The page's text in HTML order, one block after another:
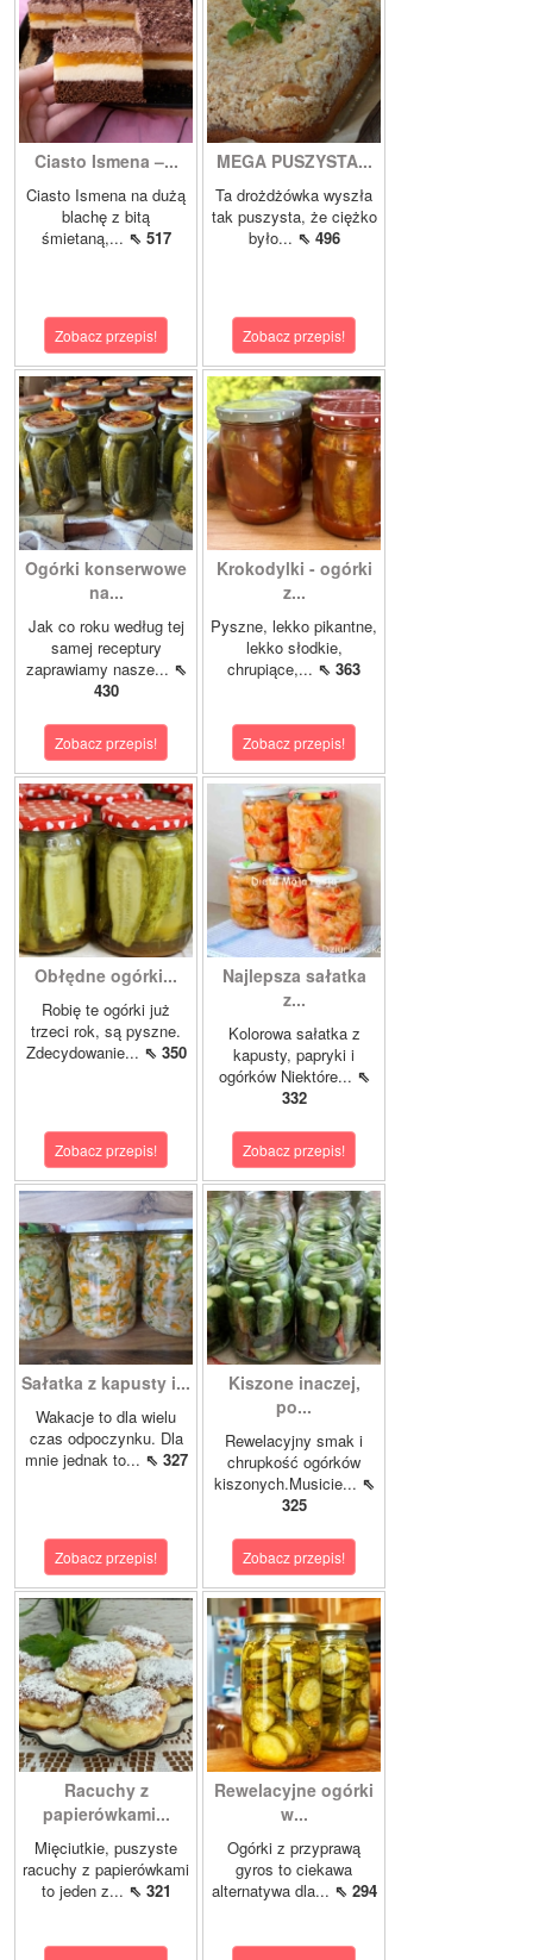
Ciasto Ismena –...
Ciasto Ismena na dużą
blachę z bitą
śmietaną,... ⇖ 517
Zobacz przepis!
MEGA PUSZYSTA...
Ta drożdżówka wyszła
tak puszysta, że ciężko
było... ⇖ 496
Zobacz przepis!
Ogórki konserwowe
na...
Jak co roku według tej
samej receptury
zaprawiamy nasze... ⇖
430
Zobacz przepis!
Krokodylki - ogórki
z...
Pyszne, lekko pikantne,
lekko słodkie,
chrupiące,... ⇖ 363
Zobacz przepis!
Obłędne ogórki...
Robię te ogórki już
trzeci rok, są pyszne.
Zdecydowanie... ⇖ 350
Zobacz przepis!
Najlepsza sałatka
z...
Kolorowa sałatka z
kapusty, papryki i
ogórków Niektóre... ⇖
332
Zobacz przepis!
Sałatka z kapusty i...
Wakacje to dla wielu
czas odpoczynku. Dla
mnie jednak to... ⇖ 327
Zobacz przepis!
Kiszone inaczej,
po...
Rewelacyjny smak i
chrupkość ogórków
kiszonych.Musicie... ⇖
325
Zobacz przepis!
Racuchy z
papierówkami...
Mięciutkie, puszyste
racuchy z papierówkami
to jeden z... ⇖ 321
Rewelacyjne ogórki
w...
Ogórki z przyprawą
gyros to ciekawa
alternatywa dla... ⇖ 294